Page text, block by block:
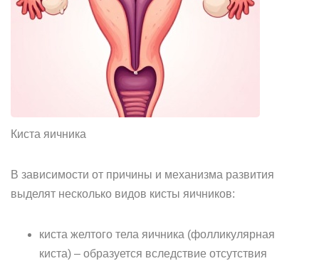
Киста яичника
В зависимости от причины и механизма развития
выделят несколько видов кисты яичников:
киста желтого тела яичника (фолликулярная
киста) – образуется вследствие отсутствия